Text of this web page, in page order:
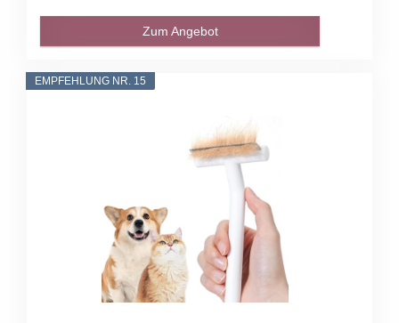
Zum Angebot
EMPFEHLUNG NR. 15